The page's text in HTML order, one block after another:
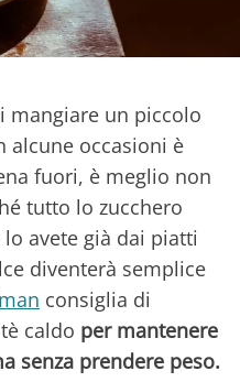
un piccolo
alcune occasioni è
fuori, è meglio non
tutto lo zucchero
avete già dai piatti
diventerà semplice
consiglia di
caldo per mantenere
senza prendere peso.